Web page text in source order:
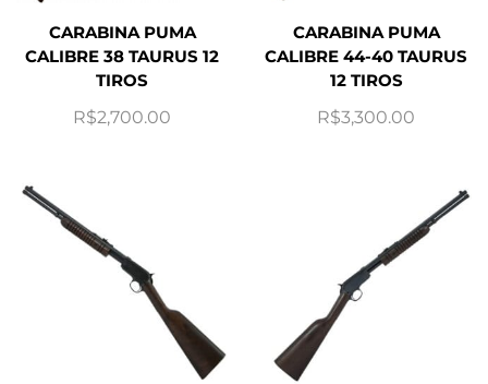
CARABINA PUMA
CALIBRE 38 TAURUS 12
TIROS
R$2,700.00
CARABINA PUMA
CALIBRE 44-40 TAURUS
12 TIROS
R$3,300.00